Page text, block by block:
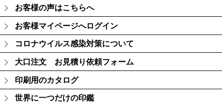
お客様の声はこちらへ
お客様マイページへログイン
コロナウイルス感染対策について
大口注文 お見積り依頼フォーム
印刷用のカタログ
世界に一つだけの印鑑